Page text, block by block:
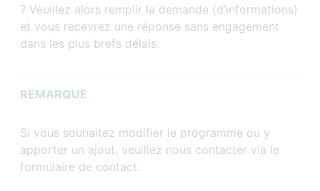
? Veuillez alors remplir la demande (d’informations)
et vous recevrez une réponse sans engagement
dans les plus brefs délais.
REMARQUE
Si vous souhaitez modifier le programme ou y
apporter un ajout, veuillez nous contacter via le
formulaire de contact.